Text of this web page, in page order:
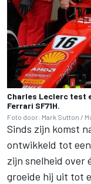
Charles Leclerc test
Ferrari SF71H.
Foto door: Mark Sutton /
Sinds zijn komst
ontwikkeld tot
zijn snelheid over
groeide hij uit tot